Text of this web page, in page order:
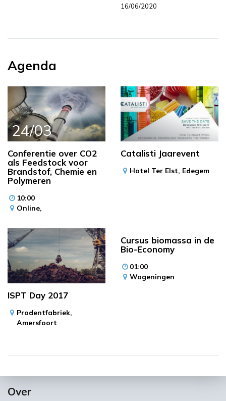
16/06/2020
Agenda
24/03
Conferentie over CO2
als Feedstock voor
Brandstof, Chemie en
Polymeren
10:00
Online,
Catalisti Jaarevent
Hotel Ter Elst, Edegem
ISPT Day 2017
Prodentfabriek,
Amersfoort
Cursus biomassa in de
Bio-Economy
01:00
Wageningen
Over